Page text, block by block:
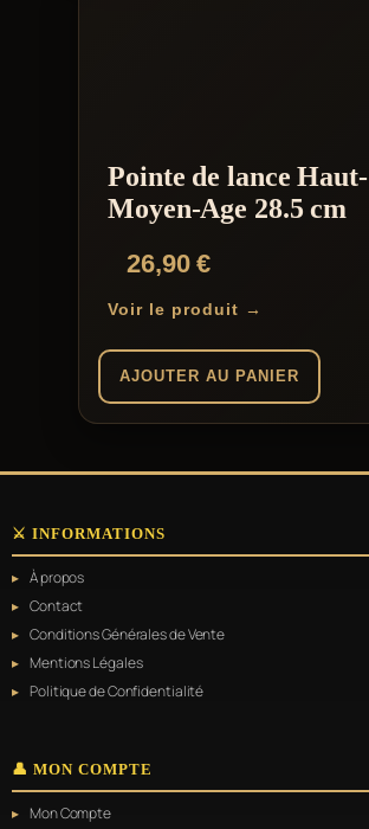
Pointe de lance Haut-
Moyen-Age 28.5 cm
26,90€
Voir le produit →
AJOUTER AU PANIER
⚔️ INFORMATIONS
À propos
Contact
Conditions Générales de Vente
Mentions Légales
Politique de Confidentialité
👤 MON COMPTE
Mon Compte